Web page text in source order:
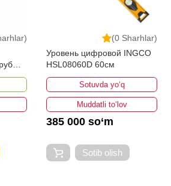
1
(0 Sharhlar)
Уровень цифровой INGCO
HSL08060D 60см
Sotuvda yo‘q
Muddatli to‘lov
385 000 so‘m
Sotib olish